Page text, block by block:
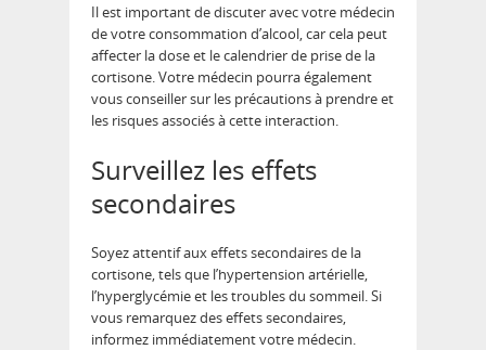
Il est important de discuter avec votre médecin
de votre consommation d’alcool, car cela peut
affecter la dose et le calendrier de prise de la
cortisone. Votre médecin pourra également
vous conseiller sur les précautions à prendre et
les risques associés à cette interaction.
Surveillez les effets
secondaires
Soyez attentif aux effets secondaires de la
cortisone, tels que l’hypertension artérielle,
l’hyperglycémie et les troubles du sommeil. Si
vous remarquez des effets secondaires,
informez immédiatement votre médecin.